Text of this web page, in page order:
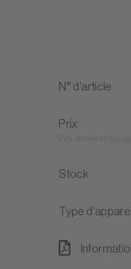
N° d'article
Prix
Stock
Type d'appareil